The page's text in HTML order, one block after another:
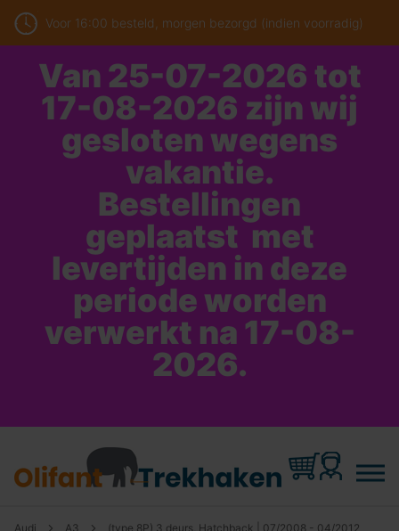
Voor 16:00 besteld, morgen bezorgd (indien voorradig)
Van 25-07-2026 tot
17-08-2026 zijn wij
gesloten wegens
vakantie.
Bestellingen
geplaatst met
levertijden in deze
periode worden
verwerkt na 17-08-
2026.
Audi A3
(type 8P) 3 deurs, Hatchback | 07/2008 - 04/2012